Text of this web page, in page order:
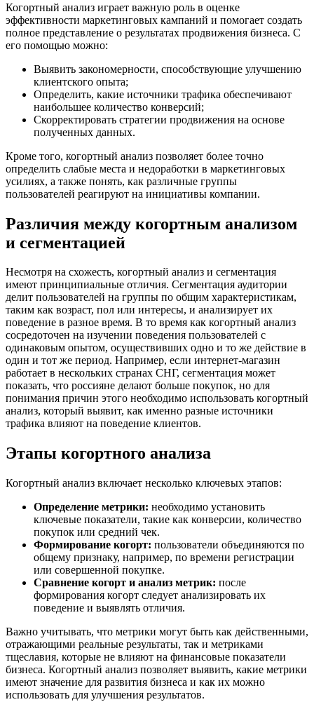
Когортный анализ играет важную роль в оценке
эффективности маркетинговых кампаний и помогает создать
полное представление о результатах продвижения бизнеса. С
его помощью можно:
Выявить закономерности, способствующие улучшению
клиентского опыта;
Определить, какие источники трафика обеспечивают
наибольшее количество конверсий;
Скорректировать стратегии продвижения на основе
полученных данных.
Кроме того, когортный анализ позволяет более точно
определить слабые места и недоработки в маркетинговых
усилиях, а также понять, как различные группы
пользователей реагируют на инициативы компании.
Различия между когортным анализом
и сегментацией
Несмотря на схожесть, когортный анализ и сегментация
имеют принципиальные отличия. Сегментация аудитории
делит пользователей на группы по общим характеристикам,
таким как возраст, пол или интересы, и анализирует их
поведение в разное время. В то время как когортный анализ
сосредоточен на изучении поведения пользователей с
одинаковым опытом, осуществивших одно и то же действие в
один и тот же период. Например, если интернет-магазин
работает в нескольких странах СНГ, сегментация может
показать, что россияне делают больше покупок, но для
понимания причин этого необходимо использовать когортный
анализ, который выявит, как именно разные источники
трафика влияют на поведение клиентов.
Этапы когортного анализа
Когортный анализ включает несколько ключевых этапов:
Определение метрики: необходимо установить
ключевые показатели, такие как конверсии, количество
покупок или средний чек.
Формирование когорт: пользователи объединяются по
общему признаку, например, по времени регистрации
или совершенной покупке.
Сравнение когорт и анализ метрик: после
формирования когорт следует анализировать их
поведение и выявлять отличия.
Важно учитывать, что метрики могут быть как действенными,
отражающими реальные результаты, так и метриками
тщеславия, которые не влияют на финансовые показатели
бизнеса. Когортный анализ позволяет выявить, какие метрики
имеют значение для развития бизнеса и как их можно
использовать для улучшения результатов.